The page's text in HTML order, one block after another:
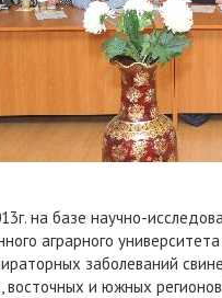
на базе научно-
аграрного
заболеваний
восточных и южных